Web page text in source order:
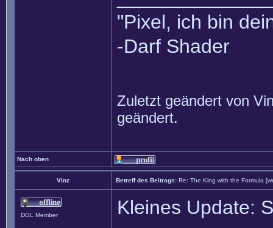
"Pixel, ich bin
-Darf Shader
Zuletzt geändert von
geändert.
Nach oben
Vinz Betreff des Beitrags: Re: The King with the Formula
DGL Member Kleines Update: